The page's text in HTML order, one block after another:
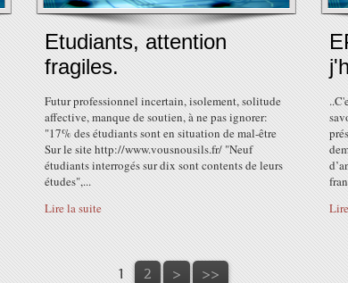
Etudiants, attention
fragiles.
Futur professionnel incertain, isolement, solitude
affective, manque de soutien, à ne pas ignorer:
"17% des étudiants sont en situation de mal-être
Sur le site http://www.vousnousils.fr/ "Neuf
étudiants interrogés sur dix sont contents de leurs
études",...
Lire la suite
1 2 > >>